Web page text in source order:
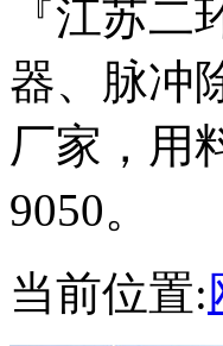
『江苏
器、脉冲
厂家，用
9050。
当前位置: